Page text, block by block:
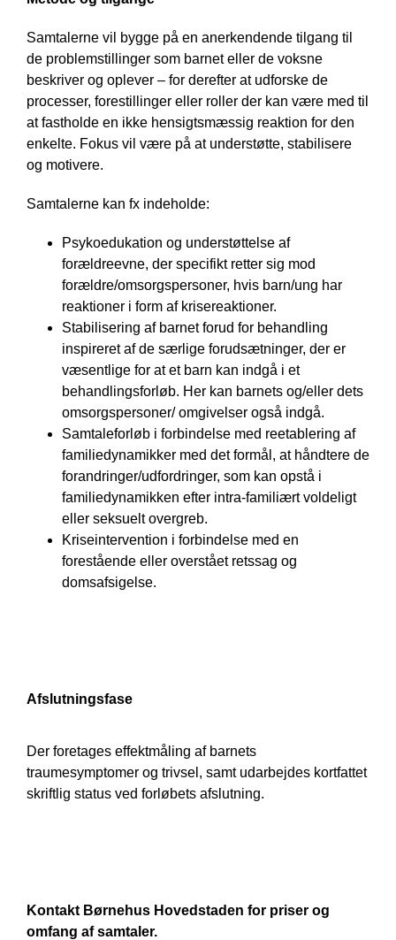
Samtalerne vil bygge på en anerkendende tilgang til
de problemstillinger som barnet eller de voksne
beskriver og oplever – for derefter at udforske de
processer, forestillinger eller roller der kan være med til
at fastholde en ikke hensigtsmæssig reaktion for den
enkelte. Fokus vil være på at understøtte, stabilisere
og motivere.
Samtalerne kan fx indeholde:
Psykoedukation og understøttelse af
forældreevne, der specifikt retter sig mod
forældre/omsorgspersoner, hvis barn/ung har
reaktioner i form af krisereaktioner.
Stabilisering af barnet forud for behandling
inspireret af de særlige forudsætninger, der er
væsentlige for at et barn kan indgå i et
behandlingsforløb. Her kan barnets og/eller dets
omsorgspersoner/ omgivelser også indgå.
Samtaleforløb i forbindelse med reetablering af
familiedynamikker med det formål, at håndtere de
forandringer/udfordringer, som kan opstå i
familiedynamikken efter intra-familiært voldeligt
eller seksuelt overgreb.
Kriseintervention i forbindelse med en
forestående eller overstået retssag og
domsafsigelse.
Afslutningsfase
Der foretages effektmåling af barnets
traumesymptomer og trivsel, samt udarbejdes kortfattet
skriftlig status ved forløbets afslutning.
Kontakt Børnehus Hovedstaden for priser og
omfang af samtaler.